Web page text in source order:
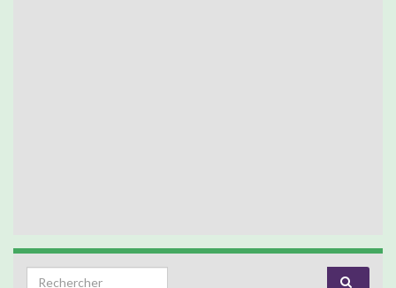
Search for: